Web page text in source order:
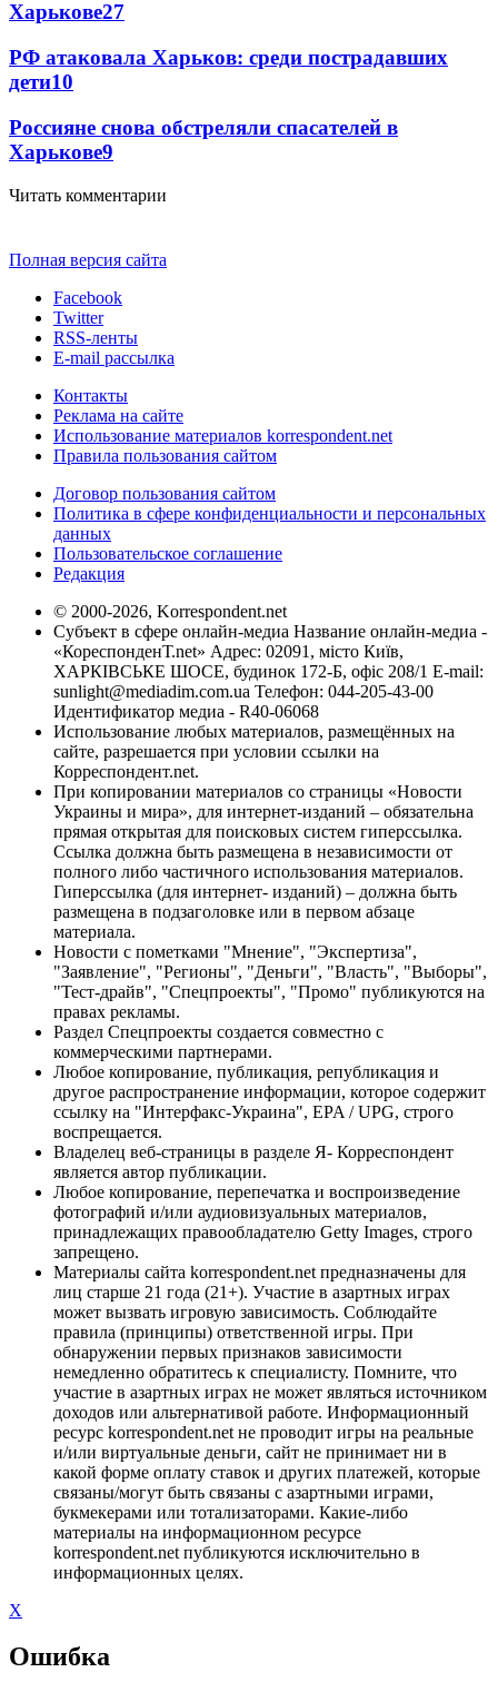
Харькове27
РФ атаковала Харьков: среди пострадавших
дети10
Россияне снова обстреляли спасателей в
Харькове9
Читать комментарии
Полная версия сайта
Facebook
Twitter
RSS-ленты
E-mail рассылка
Контакты
Реклама на сайте
Использование материалов korrespondent.net
Правила пользования сайтом
Договор пользования сайтом
Политика в сфере конфиденциальности и персональных
данных
Пользовательское соглашение
Редакция
© 2000-2026, Korrespondent.net
Субъект в сфере онлайн-медиа Название онлайн-медиа -
«КореспонденТ.net» Адрес: 02091, місто Київ,
ХАРКІВСЬКЕ ШОСЕ, будинок 172-Б, офіс 208/1 E-mail:
sunlight@mediadim.com.ua Телефон: 044-205-43-00
Идентификатор медиа - R40-06068
Использование любых материалов, размещённых на
сайте, разрешается при условии ссылки на
Корреспондент.net.
При копировании материалов со страницы «Новости
Украины и мира», для интернет-изданий – обязательна
прямая открытая для поисковых систем гиперссылка.
Ссылка должна быть размещена в независимости от
полного либо частичного использования материалов.
Гиперссылка (для интернет- изданий) – должна быть
размещена в подзаголовке или в первом абзаце
материала.
Новости с пометками "Мнение", "Экспертиза",
"Заявление", "Регионы", "Деньги", "Власть", "Выборы",
"Тест-драйв", "Спецпроекты", "Промо" публикуются на
правах рекламы.
Раздел Спецпроекты создается совместно с
коммерческими партнерами.
Любое копирование, публикация, републикация и
другое распространение информации, которое содержит
ссылку на "Интерфакс-Украина", EPA / UPG, строго
воспрещается.
Владелец веб-страницы в разделе Я- Корреспондент
является автор публикации.
Любое копирование, перепечатка и воспроизведение
фотографий и/или аудиовизуальных материалов,
принадлежащих правообладателю Getty Images, строго
запрещено.
Материалы сайта korrespondent.net предназначены для
лиц старше 21 года (21+). Участие в азартных играх
может вызвать игровую зависимость. Соблюдайте
правила (принципы) ответственной игры. При
обнаружении первых признаков зависимости
немедленно обратитесь к специалисту. Помните, что
участие в азартных играх не может являться источником
доходов или альтернативой работе. Информационный
ресурс korrespondent.net не проводит игры на реальные
и/или виртуальные деньги, сайт не принимает ни в
какой форме оплату ставок и других платежей, которые
связаны/могут быть связаны с азартными играми,
букмекерами или тотализаторами. Какие-либо
материалы на информационном ресурсе
korrespondent.net публикуются исключительно в
информационных целях.
X
Ошибка